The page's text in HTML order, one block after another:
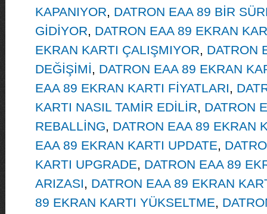
KAPANIYOR, DATRON EAA 89 BİR
GİDİYOR, DATRON EAA 89 EKRAN
EKRAN KARTI ÇALIŞMIYOR, DATRON
DEĞİŞİMİ, DATRON EAA 89 EKRAN
EAA 89 EKRAN KARTI FİYATLARI,
KARTI NASIL TAMİR EDİLİR, DATRON
REBALLİNG, DATRON EAA 89 EKRAN
EAA 89 EKRAN KARTI UPDATE,
KARTI UPGRADE, DATRON EAA 89
ARIZASI, DATRON EAA 89 EKRAN
89 EKRAN KARTI YÜKSELTME,